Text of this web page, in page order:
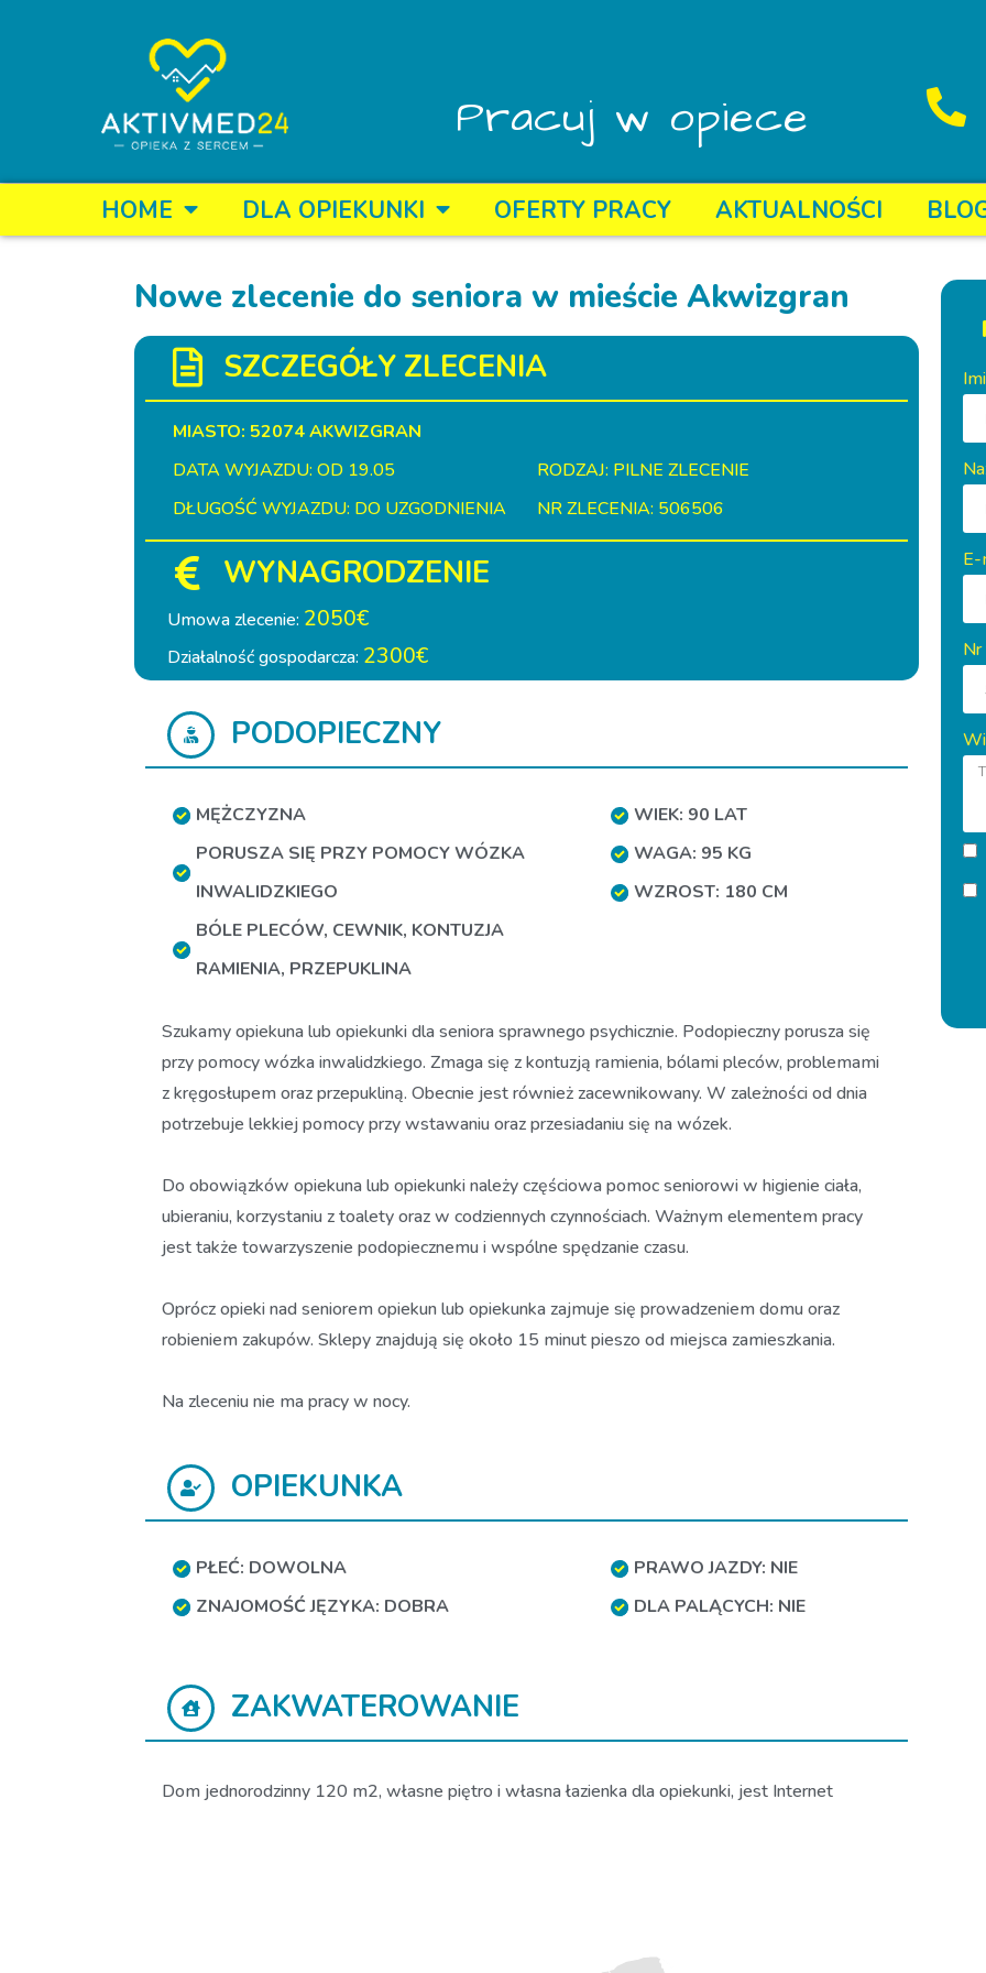
Pracuj w opiece
HOME DLA OPIEKUNKI OFERTY PRACY AKTUALNOŚCI
Nowe zlecenie do seniora w mieście Akwizgran
SZCZEGÓŁY ZLECENIA
MIASTO: 52074 AKWIZGRAN
DATA WYJAZDU: OD 19.05
RODZAJ: PILNE ZLECENIE
DŁUGOŚĆ WYJAZDU: DO UZGODNIENIA
NR ZLECENIA: 506506
WYNAGRODZENIE
Umowa zlecenie: 2050€
Działalność gospodarcza: 2300€
PODOPIECZNY
MĘŻCZYZNA
PORUSZA SIĘ PRZY POMOCY WÓZKA
INWALIDZKIEGO
BÓLE PLECÓW, CEWNIK, KONTUZJA
RAMIENIA, PRZEPUKLINA
WIEK: 90 LAT
WAGA: 95 KG
WZROST: 180 CM
Szukamy opiekuna lub opiekunki dla seniora sprawnego psychicznie. Podopieczny porusza się
przy pomocy wózka inwalidzkiego. Zmaga się z kontuzją ramienia, bólami pleców, problemami
z kręgosłupem oraz przepukliną. Obecnie jest również zacewnikowany. W zależności od dnia
potrzebuje lekkiej pomocy przy wstawaniu oraz przesiadaniu się na wózek.
Do obowiązków opiekuna lub opiekunki należy częściowa pomoc seniorowi w higienie ciała,
ubieraniu, korzystaniu z toalety oraz w codziennych czynnościach. Ważnym elementem pracy
jest także towarzyszenie podopiecznemu i wspólne spędzanie czasu.
Oprócz opieki nad seniorem opiekun lub opiekunka zajmuje się prowadzeniem domu oraz
robieniem zakupów. Sklepy znajdują się około 15 minut pieszo od miejsca zamieszkania.
Na zleceniu nie ma pracy w nocy.
OPIEKUNKA
PŁEĆ: DOWOLNA
ZNAJOMOŚĆ JĘZYKA: DOBRA
PRAWO JAZDY: NIE
DLA PALĄCYCH: NIE
ZAKWATEROWANIE
Dom jednorodzinny 120 m2, własne piętro i własna łazienka dla opiekunki, jest Internet